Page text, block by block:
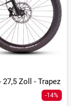
Zoll - Trapez
-14%